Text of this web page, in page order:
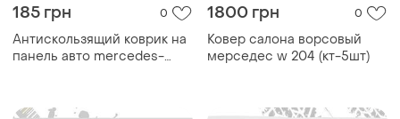
185 грн 0
Антискользящий коврик на
панель авто mercedes-
1800 грн 0
Ковер салона ворсовый
мерседес w 204 (кт-5шт)